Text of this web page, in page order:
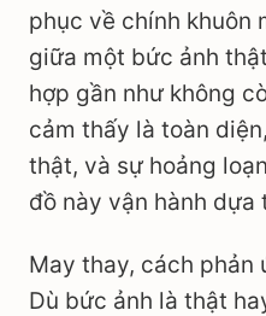
phục về chính khuôn
giữa một bức ảnh
hợp gần như không
cảm thấy là toàn
thật, và sự hoảng
đồ này vận hành dựa
May thay, cách phản
Dù bức ảnh là thật